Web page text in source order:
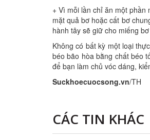
+ Vì mỗi lần chỉ ăn một phần
mặt quả bơ hoặc cất bơ
hành tây sẽ giữ cho miếng
Không có bất kỳ một loại
béo bão hòa bằng chất béo
để bạn làm chủ vóc dáng,
Suckhoecuocsong.vn/TH
CÁC TIN KHÁC